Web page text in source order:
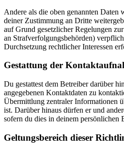
Andere als die oben genannten Daten
deiner Zustimmung an Dritte
auf Grund gesetzlicher Regelungen
an Strafverfolgungsbehörden)
Durchsetzung rechtlicher Interessen
Gestattung der
Du gestattest dem Betreiber darüber
angegebenen Kontaktdaten zu
Übermittlung zentraler Informationen
ist. Darüber hinaus dürfen er und
sofern du dies in deinem persönlichen
Geltungsbereich dieser